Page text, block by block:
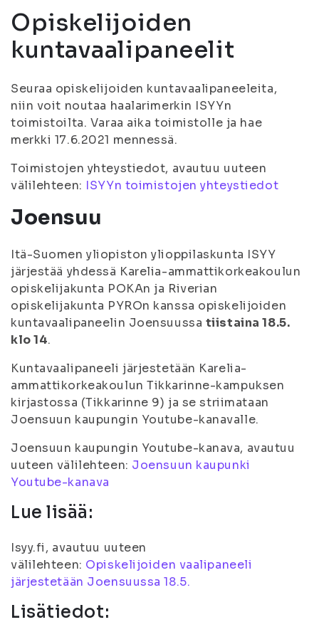
Opiskelijoiden
kuntavaalipaneelit
Seuraa opiskelijoiden kuntavaalipaneeleita,
niin voit noutaa haalarimerkin ISYYn
toimistoilta. Varaa aika toimistolle ja hae
merkki 17.6.2021 mennessä.
Toimistojen yhteystiedot, avautuu uuteen
välilehteen: ISYYn toimistojen yhteystiedot
Joensuu
Itä-Suomen yliopiston ylioppilaskunta ISYY
järjestää yhdessä Karelia-ammattikorkeakoulun
opiskelijakunta POKAn ja Riverian
opiskelijakunta PYROn kanssa opiskelijoiden
kuntavaalipaneelin Joensuussa tiistaina 18.5.
klo 14.
Kuntavaalipaneeli järjestetään Karelia-
ammattikorkeakoulun Tikkarinne-kampuksen
kirjastossa (Tikkarinne 9) ja se striimataan
Joensuun kaupungin Youtube-kanavalle.
Joensuun kaupungin Youtube-kanava, avautuu
uuteen välilehteen: Joensuun kaupunki
Youtube-kanava
Lue lisää:
Isyy.fi, avautuu uuteen
välilehteen: Opiskelijoiden vaalipaneeli
järjestetään Joensuussa 18.5.
Lisätiedot: